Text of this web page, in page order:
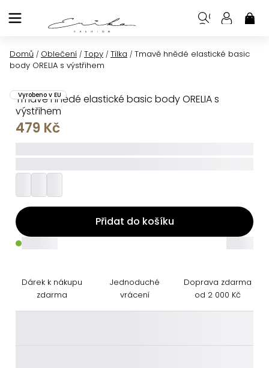
na
Domů / Oblečení / Topy / Tílka / Tmavě hnědé elastické basic
body ORELIA s výstřihem
Tmavě hnědé elastické basic body ORELIA s
výstřihem
Vyrobeno v EU
479 Kč
Přidat do košíku
Dárek k nákupu
zdarma
Jednoduché
vrácení
Doprava zdarma
od 2 000 Kč